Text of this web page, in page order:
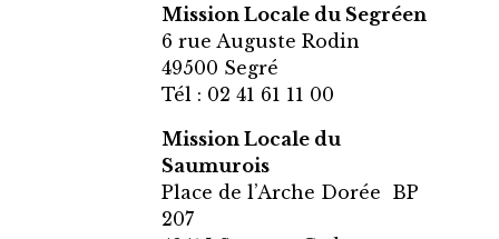
Mission Locale du Segréen
6 rue Auguste Rodin
49500 Segré
Tél : 02 41 61 11 00
Mission Locale du
Saumurois
Place de l’Arche Dorée BP
207